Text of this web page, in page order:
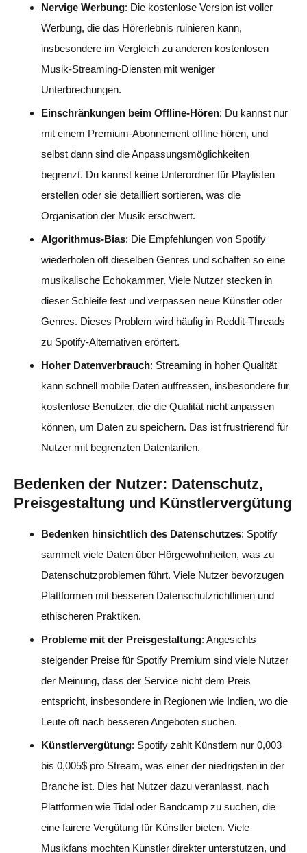
Nervige Werbung: Die kostenlose Version ist voller
Werbung, die das Hörerlebnis ruinieren kann,
insbesondere im Vergleich zu anderen kostenlosen
Musik-Streaming-Diensten mit weniger
Unterbrechungen.
Einschränkungen beim Offline-Hören: Du kannst nur
mit einem Premium-Abonnement offline hören, und
selbst dann sind die Anpassungsmöglichkeiten
begrenzt. Du kannst keine Unterordner für Playlisten
erstellen oder sie detailliert sortieren, was die
Organisation der Musik erschwert.
Algorithmus-Bias: Die Empfehlungen von Spotify
wiederholen oft dieselben Genres und schaffen so eine
musikalische Echokammer. Viele Nutzer stecken in
dieser Schleife fest und verpassen neue Künstler oder
Genres. Dieses Problem wird häufig in Reddit-Threads
zu Spotify-Alternativen erörtert.
Hoher Datenverbrauch: Streaming in hoher Qualität
kann schnell mobile Daten auffressen, insbesondere für
kostenlose Benutzer, die die Qualität nicht anpassen
können, um Daten zu speichern. Das ist frustrierend für
Nutzer mit begrenzten Datentarifen.
Bedenken der Nutzer: Datenschutz,
Preisgestaltung und Künstlervergütung
Bedenken hinsichtlich des Datenschutzes: Spotify
sammelt viele Daten über Hörgewohnheiten, was zu
Datenschutzproblemen führt. Viele Nutzer bevorzugen
Plattformen mit besseren Datenschutzrichtlinien und
ethischeren Praktiken.
Probleme mit der Preisgestaltung: Angesichts
steigender Preise für Spotify Premium sind viele Nutzer
der Meinung, dass der Service nicht dem Preis
entspricht, insbesondere in Regionen wie Indien, wo die
Leute oft nach besseren Angeboten suchen.
Künstlervergütung: Spotify zahlt Künstlern nur 0,003
bis 0,005$ pro Stream, was einer der niedrigsten in der
Branche ist. Dies hat Nutzer dazu veranlasst, nach
Plattformen wie Tidal oder Bandcamp zu suchen, die
eine fairere Vergütung für Künstler bieten. Viele
Musikfans möchten Künstler direkter unterstützen, und